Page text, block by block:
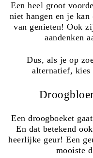
Een heel groot
niet hangen en je
van genieten! Ook
aandenken
Dus, als je op
alternatief, kies
Een droogboeket
En dat betekend
heerlijke geur! Een
mooiste